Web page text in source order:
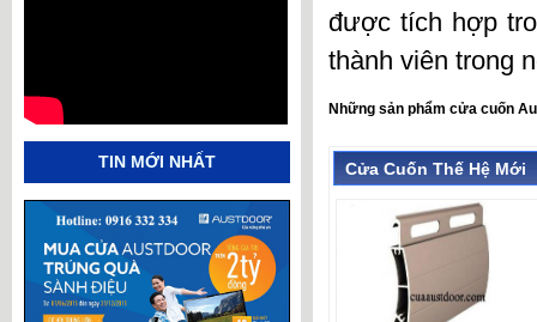
TIN MỚI NHẤT
được tích hợp
thành viên trong
Những sản phẩm cửa cuốn
Cửa Cuốn Thế Hệ Mới